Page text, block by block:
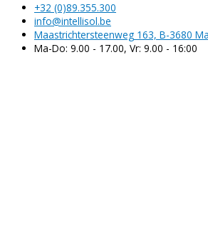
+32 (0)89.355.300
info@intellisol.be
Maastrichtersteenweg 163, B-3680
Ma-Do: 9.00 - 17.00, Vr: 9.00 - 16:00